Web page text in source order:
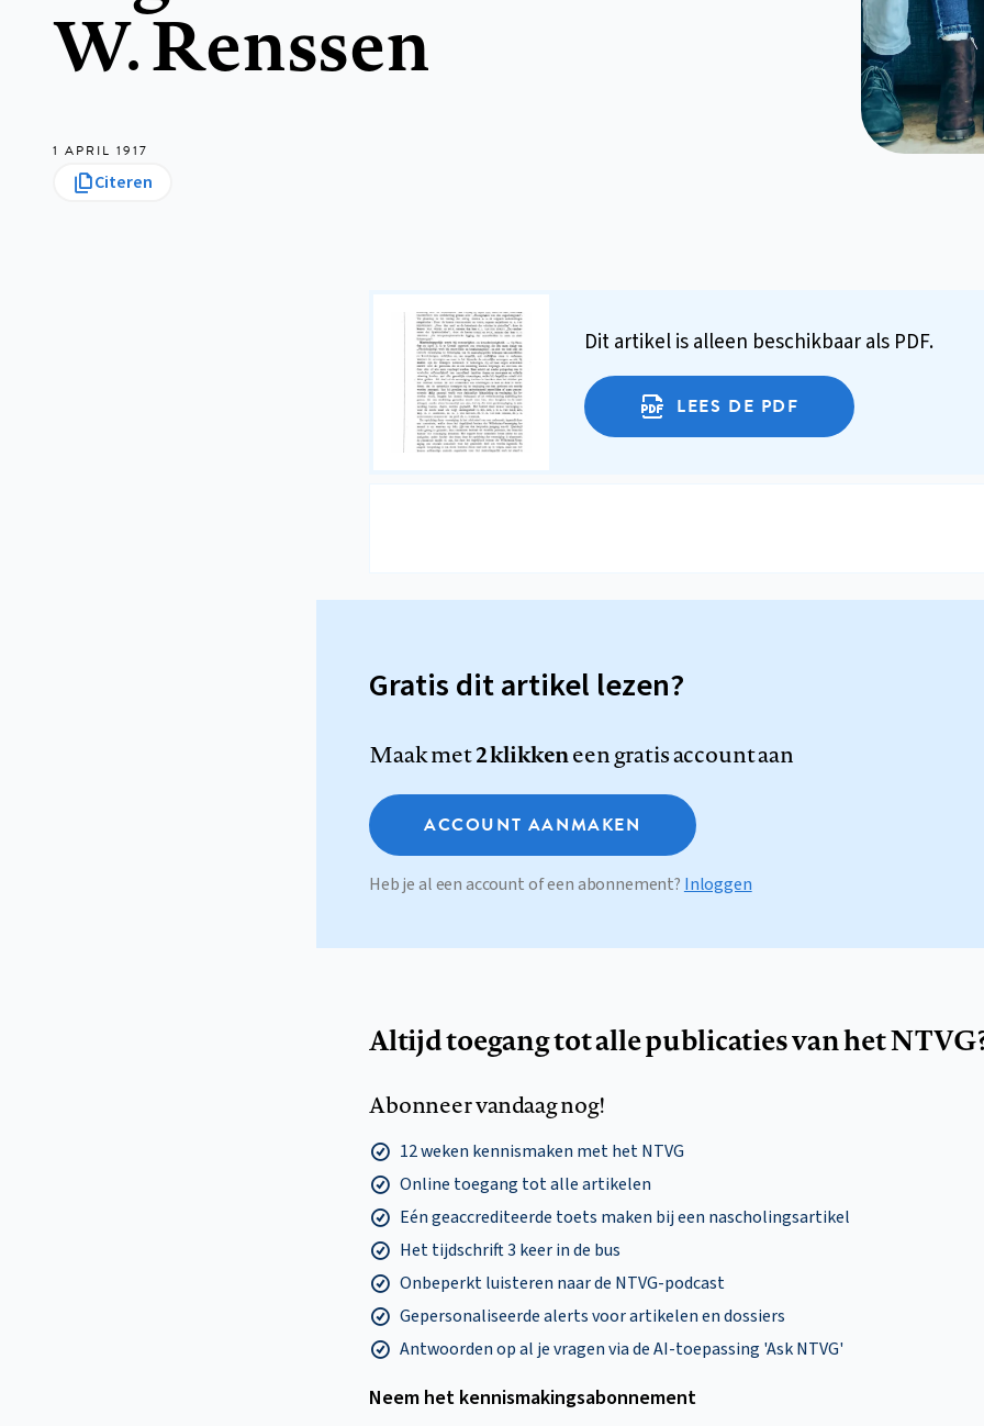
W. Renssen
1 APRIL 1917
Citeren
Dit artikel is alleen beschikbaar als PDF.
LEES DE PDF
Gratis dit artikel lezen?
Maak met2 klikkeneen gratis account aan
ACCOUNT AANMAKEN
Heb je al een account of een abonnement? Inloggen
Altijd toegang tot alle publicaties van het
Abonneer vandaag nog!
12 weken kennismaken met het NTVG
Online toegang tot alle artikelen
Eén geaccrediteerde toets maken bij een nascholingsartikel
Het tijdschrift 3 keer in de bus
Onbeperkt luisteren naar de NTVG-podcast
Gepersonaliseerde alerts voor artikelen en dossiers
Antwoorden op al je vragen via de AI-toepassing 'Ask NTVG'
Neem het kennismakings­abonnement